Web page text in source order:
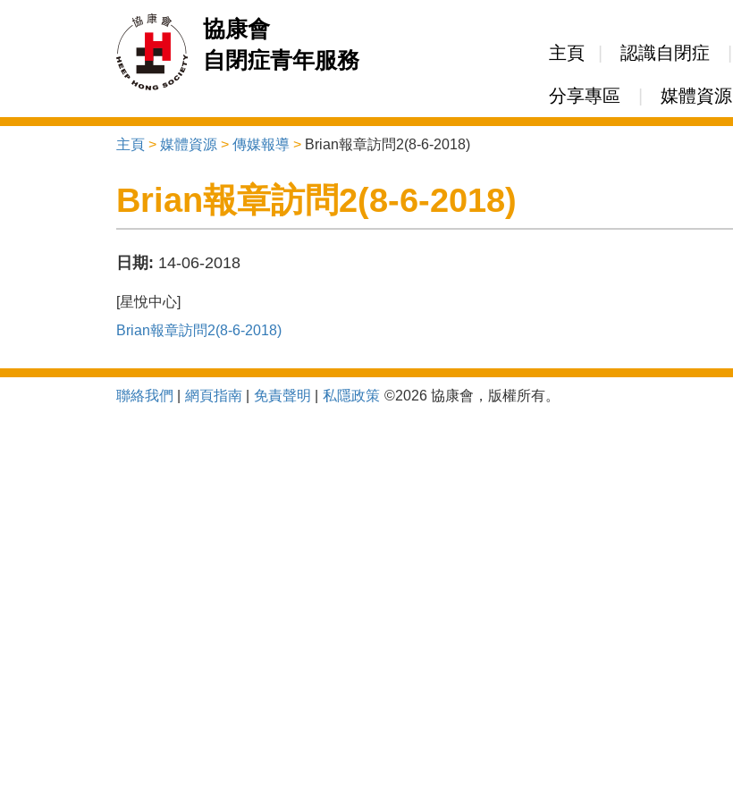
content
協康會
自閉症青年服務
主頁 認識自閉症
分享專區 媒體資源
主頁 > 媒體資源 > 傳媒報導 > Brian報章訪問2(8-6-2018)
Brian報章訪問2(8-6-2018)
日期: 14-06-2018
[星悅中心]
Brian報章訪問2(8-6-2018)
聯絡我們 網頁指南 免責聲明 私隱政策 ©2026 協康會，版權所有。